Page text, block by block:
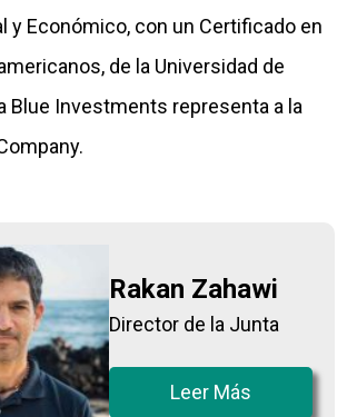
y Económico, con un Certificado en
de la Universidad de
Blue Investments representa a la
Rakan Zahawi
Director de la Junta
Leer Más